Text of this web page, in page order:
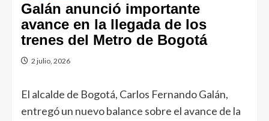
Galán anunció importante
avance en la llegada de los
trenes del Metro de Bogotá
2 julio, 2026
El alcalde de Bogotá, Carlos Fernando Galán,
entregó un nuevo balance sobre el avance de la